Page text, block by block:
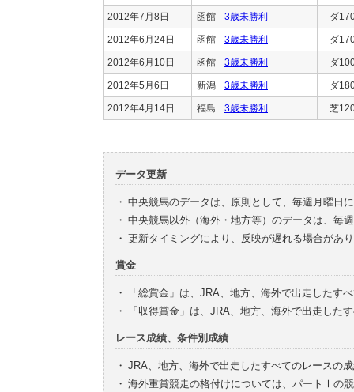
2012年7月8日 函館 3歳未勝利 ダ
2012年6月24日 函館 3歳未勝利 ダ
2012年6月10日 函館 3歳未勝利 ダ
2012年5月6日 新潟 3歳未勝利 ダ
2012年4月14日 福島 3歳未勝利 芝
データ更新
・ 中央競馬のデータは、原則として、毎週月曜日
・ 中央競馬以外（海外・地方等）のデータは、毎
・ 更新タイミングにより、反映が遅れる場合があ
賞金
・
「総賞金」は、JRA、地方、海外で出走したす
・
「収得賞金」は、JRA、地方、海外で出走した
レース成績、条件別成績
・ JRA、地方、海外で出走したすべてのレースの
・ 海外重賞競走の格付けについては、パートⅠの